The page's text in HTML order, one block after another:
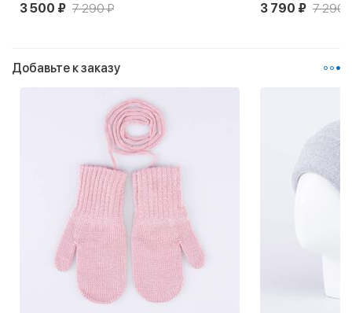
3 500 ₽ 7 290 ₽ 3 790 ₽ 7 290
Добавьте к заказу